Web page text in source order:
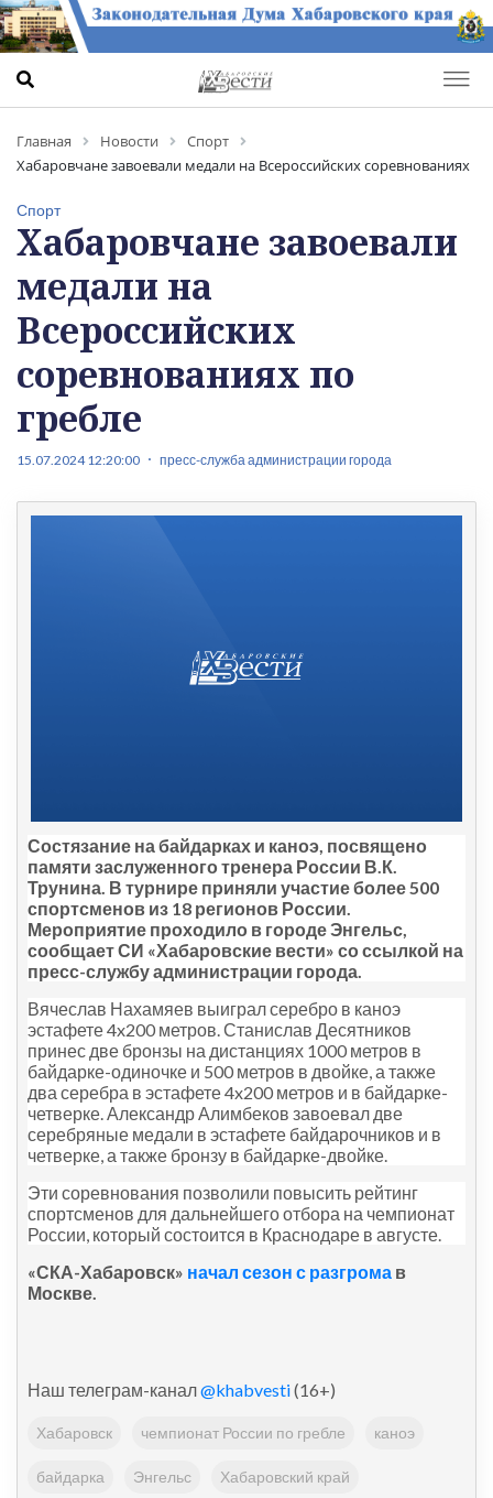
Главная Новости
Спорт
Хабаровчане завоевали медали на Всероссийских соревнованиях
Спорт
Хабаровчане завоевали
медали на
Всероссийских
соревнованиях по
гребле
15.07.2024 12:20:00 пресс-служба администрации города
Состязание на байдарках и каноэ, посвящено
памяти заслуженного тренера России В.К.
Трунина. В турнире приняли участие более 500
спортсменов из 18 регионов России.
Мероприятие проходило в городе Энгельс,
сообщает СИ «Хабаровские вести» со ссылкой на
пресс-службу администрации города.
Вячеслав Нахамяев выиграл серебро в каноэ
эстафете 4x200 метров. Станислав Десятников
принес две бронзы на дистанциях 1000 метров в
байдарке-одиночке и 500 метров в двойке, а также
два серебра в эстафете 4x200 метров и в байдарке-
четверке. Александр Алимбеков завоевал две
серебряные медали в эстафете байдарочников и в
четверке, а также бронзу в байдарке-двойке.
Эти соревнования позволили повысить рейтинг
спортсменов для дальнейшего отбора на чемпионат
России, который состоится в Краснодаре в августе.
«СКА-Хабаровск» начал сезон с разгрома в
Москве.
Наш телеграм-канал@khabvesti(16+)
Хабаровск чемпионат России по гребле каноэ
байдарка Энгельс Хабаровский край